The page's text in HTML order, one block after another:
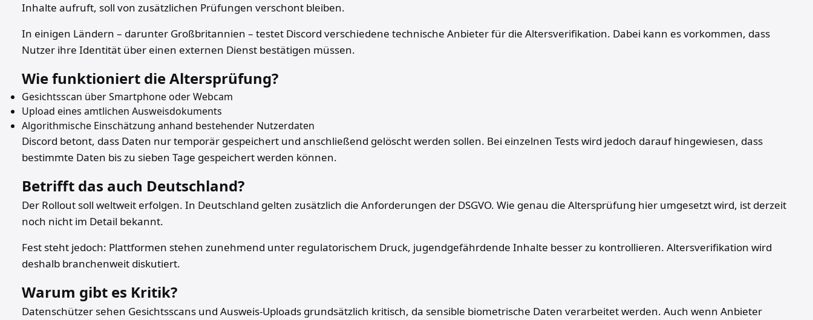
Inhalte aufruft, soll von zusätzlichen Prüfungen verschont bleiben.
In einigen Ländern – darunter Großbritannien – testet Discord verschiedene technische Anbieter für die Altersverifikation. Dabei kann es vorkommen, dass
Nutzer ihre Identität über einen externen Dienst bestätigen müssen.
Wie funktioniert die Altersprüfung?
Gesichtsscan über Smartphone oder Webcam
Upload eines amtlichen Ausweisdokuments
Algorithmische Einschätzung anhand bestehender Nutzerdaten
Discord betont, dass Daten nur temporär gespeichert und anschließend gelöscht werden sollen. Bei einzelnen Tests wird jedoch darauf hingewiesen, dass
bestimmte Daten bis zu sieben Tage gespeichert werden können.
Betrifft das auch Deutschland?
Der Rollout soll weltweit erfolgen. In Deutschland gelten zusätzlich die Anforderungen der DSGVO. Wie genau die Altersprüfung hier umgesetzt wird, ist derzeit
noch nicht im Detail bekannt.
Fest steht jedoch: Plattformen stehen zunehmend unter regulatorischem Druck, jugendgefährdende Inhalte besser zu kontrollieren. Altersverifikation wird
deshalb branchenweit diskutiert.
Warum gibt es Kritik?
Datenschützer sehen Gesichtsscans und Ausweis-Uploads grundsätzlich kritisch, da sensible biometrische Daten verarbeitet werden. Auch wenn Anbieter